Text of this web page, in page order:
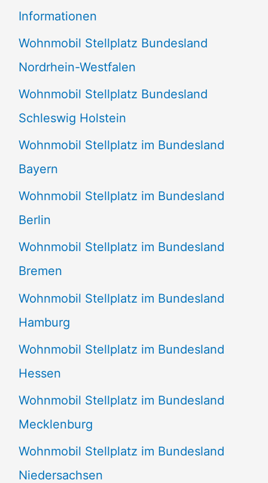
n
n
a
c
h
:
Informationen
Wohnmobil Stellplatz Bundesland
Nordrhein-Westfalen
Wohnmobil Stellplatz Bundesland
Schleswig Holstein
Wohnmobil Stellplatz im Bundesland
Bayern
Wohnmobil Stellplatz im Bundesland
Berlin
Wohnmobil Stellplatz im Bundesland
Bremen
Wohnmobil Stellplatz im Bundesland
Hamburg
Wohnmobil Stellplatz im Bundesland
Hessen
Wohnmobil Stellplatz im Bundesland
Mecklenburg
Wohnmobil Stellplatz im Bundesland
Niedersachsen